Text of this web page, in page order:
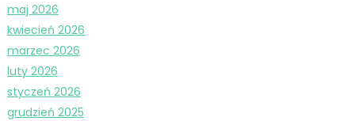
maj 2026
kwiecień 2026
marzec 2026
luty 2026
styczeń 2026
grudzień 2025